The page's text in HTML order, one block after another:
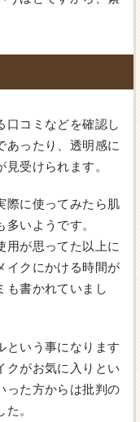
口コミなどを確認し
あったり、透明感に
受けられます。
際に使ってみたら肌
いようです。
用が思ってた以上に
イクにかける時間が
も書かれていまし
という事になります
クがお気に入りとい
った方からは批判の
。